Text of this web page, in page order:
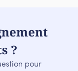
?
pour